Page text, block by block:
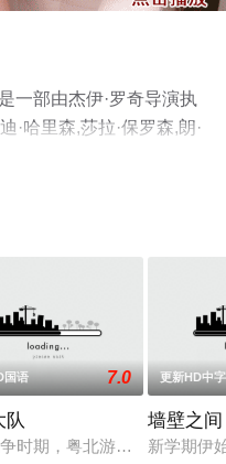
一部由杰伊·罗奇导演执
·哈里森,莎拉·保罗森,朗·
·安德伍德,贾斯汀·加斯
策,彼特·麦尼科,布兰妮·
，年轻姑娘秀梅（刘晓梅
国语 7.0
队
时期，粤北游击队驻地。叶
更新HD中字
墙壁之间
新学期伊